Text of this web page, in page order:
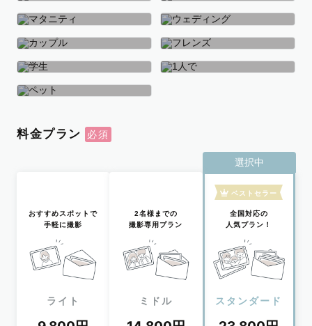
ファミリー ニューボーン
マタニティ ウェディング
カップル フレンズ
学生
料金プラン
おすすめスポットで
手軽に撮影
ライト
2名様までの
撮影専用プラン
ミドル
選択中
ベストセラー
全国対応の
人気プラン！
スタンダード